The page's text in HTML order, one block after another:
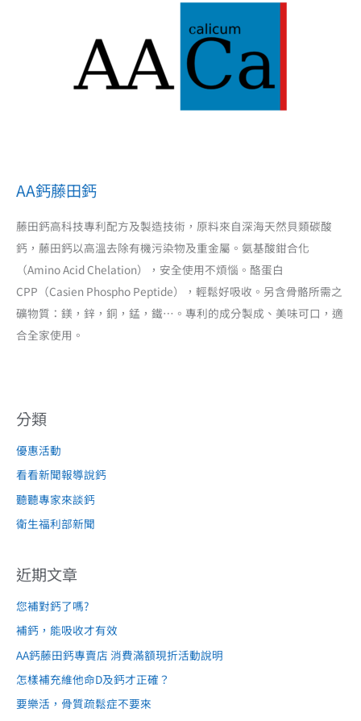
AA鈣藤田鈣
藤田鈣高科技專利配方及製造技術，原料來自深海天然貝類碳酸
鈣，藤田鈣以高溫去除有機污染物及重金屬。氨基酸鉗合化
（Amino Acid Chelation），安全使用不煩惱。酪蛋白
CPP（Casien Phospho Peptide），輕鬆好吸收。另含骨骼所需之
礦物質：鎂，鋅，銅，錳，鐵…。專利的成分製成、美味可口，適
合全家使用。
分類
優惠活動
看看新聞報導說鈣
聽聽專家來談鈣
衛生福利部新聞
近期文章
您補對鈣了嗎?
補鈣，能吸收才有效
AA鈣藤田鈣專賣店 消費滿額現折活動說明
怎樣補充維他命D及鈣才正確？
要樂活，骨質疏鬆症不要來